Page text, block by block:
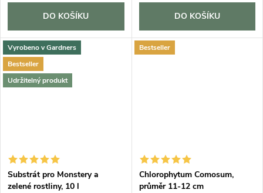
DO KOŠÍKU DO KOŠÍKU
Vyrobeno v Gardners
Bestseller
Udržitelný produkt
Substrát pro Monstery a
zelené rostliny, 10 l
Bestseller
Chlorophytum Comosum,
průměr 11-12 cm